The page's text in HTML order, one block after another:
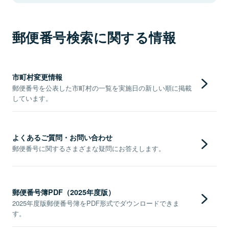
郵便番号検索に関する情報
市町村変更情報
郵便番号を公表した市町村の一覧を実施日の新しい順に掲載
しています。
よくあるご質問・お問い合わせ
郵便番号に関するさまざまな疑問にお答えします。
郵便番号簿PDF（2025年度版）
2025年度版郵便番号簿をPDF形式でダウンロードできま
す。